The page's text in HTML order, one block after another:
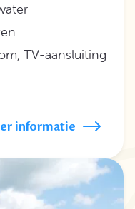
TV-aansluiting
informatie